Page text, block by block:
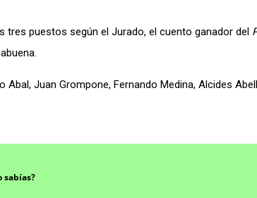
tres puestos según el Jurado, el cuento ganador del
Abal, Juan Grompone, Fernando Medina, Alcides
sabías?